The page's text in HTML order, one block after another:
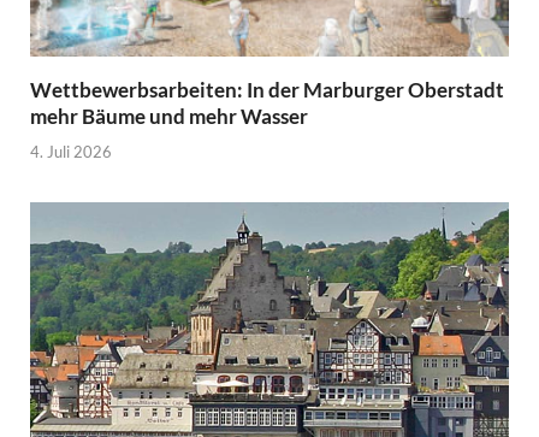
Wettbewerbsarbeiten: In der Marburger Oberstadt
mehr Bäume und mehr Wasser
4. Juli 2026